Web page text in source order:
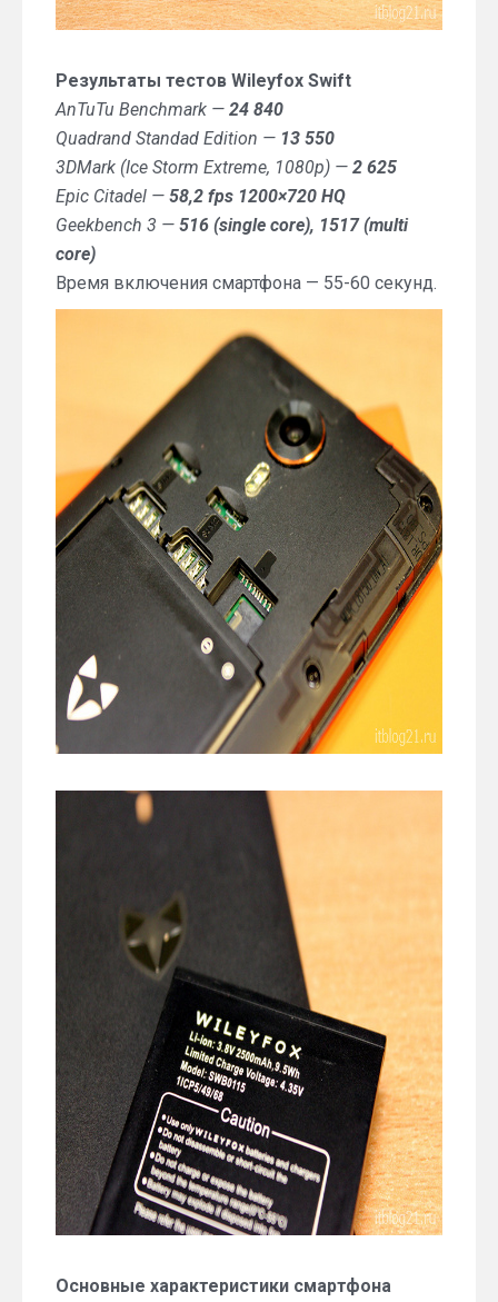
Результаты тестов Wileyfox Swift
AnTuTu Benchmark — 24 840
Quadrand Standad Edition — 13 550
3DMark (Ice Storm Extreme, 1080p) — 2 625
Epic Citadel — 58,2 fps 1200×720 HQ
Geekbench 3 — 516 (single core), 1517 (multi
core)
Время включения смартфона — 55-60 секунд.
Основные характеристики смартфона